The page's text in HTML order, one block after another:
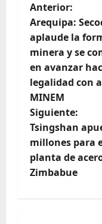
Anterior:
Arequipa:
aplaude la
minera y se
en avanzar
legalidad con
MINEM
Siguiente:
Tsingshan
millones para
planta de
Zimbabue